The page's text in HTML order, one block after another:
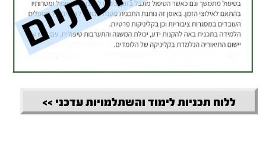
ללוח תכניות לימוד והשתלמויות עדכני >>